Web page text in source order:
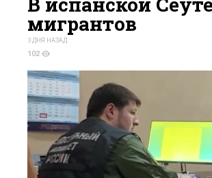
мигрантов
3 ДНЯ НАЗАД
102